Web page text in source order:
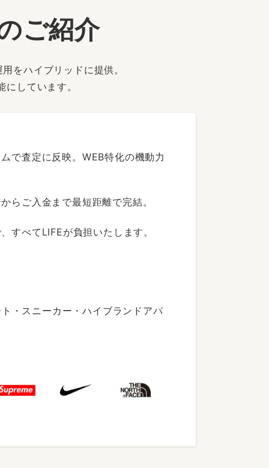
ご紹介
をハイブリッドに提供。
しています。
で査定に反映。WEB特化の機動力
らご入金まで最短距離で完結。
すべてLIFEが負担いたします。
・スニーカー・ハイブランドアパ